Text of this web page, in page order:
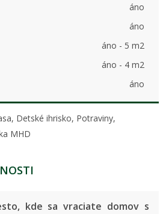
áno
áno
áno - 5 m2
áno - 4 m2
áno
Detské ihrisko, Potraviny,
MHD
kde sa vraciate domov s